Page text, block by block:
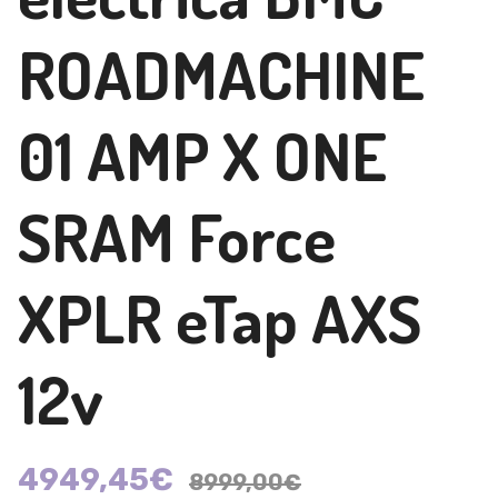
ROADMACHINE
01 AMP X ONE
SRAM Force
XPLR eTap AXS
12v
4949,45€ 8999,00€